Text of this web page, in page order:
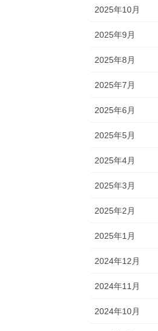
2025年10月
2025年9月
2025年8月
2025年7月
2025年6月
2025年5月
2025年4月
2025年3月
2025年2月
2025年1月
2024年12月
2024年11月
2024年10月